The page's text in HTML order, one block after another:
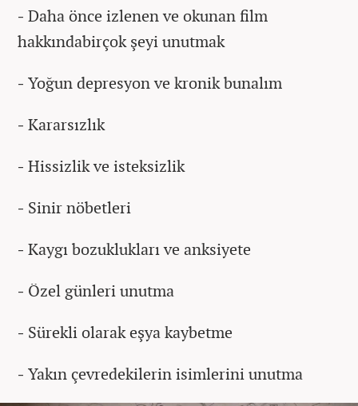
- Daha önce izlenen ve okunan film
hakkındabirçok şeyi unutmak
- Yoğun depresyon ve kronik bunalım
- Kararsızlık
- Hissizlik ve isteksizlik
- Sinir nöbetleri
- Kaygı bozuklukları ve anksiyete
- Özel günleri unutma
- Sürekli olarak eşya kaybetme
- Yakın çevredekilerin isimlerini unutma